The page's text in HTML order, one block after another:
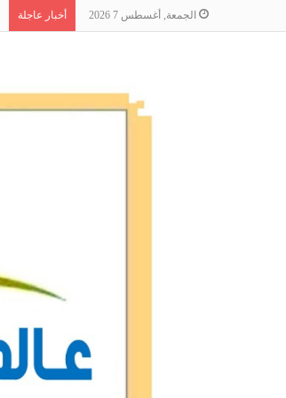
الجمعة, أغسطس 7 2026 أخبار عاجلة